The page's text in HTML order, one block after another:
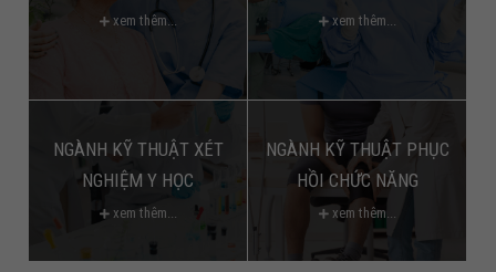
xem thêm... xem thêm...
NGÀNH KỸ THUẬT XÉT
NGHIỆM Y HỌC
xem thêm...
NGÀNH KỸ THUẬT PHỤC
HỒI CHỨC NĂNG
xem thêm...